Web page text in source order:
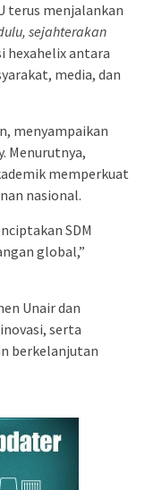
terus menjalankan
sejahterakan
hexahelix antara
media, dan
menyampaikan
Menurutnya,
memperkuat
nasional.
SDM
global,”
Unair dan
serta
berkelanjutan